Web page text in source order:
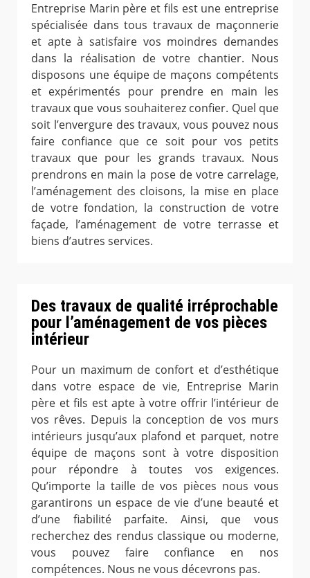
Entreprise Marin père et fils est une entreprise
spécialisée dans tous travaux de maçonnerie
et apte à satisfaire vos moindres demandes
dans la réalisation de votre chantier. Nous
disposons une équipe de maçons compétents
et expérimentés pour prendre en main les
travaux que vous souhaiterez confier. Quel que
soit l’envergure des travaux, vous pouvez nous
faire confiance que ce soit pour vos petits
travaux que pour les grands travaux. Nous
prendrons en main la pose de votre carrelage,
l’aménagement des cloisons, la mise en place
de votre fondation, la construction de votre
façade, l’aménagement de votre terrasse et
biens d’autres services.
Des travaux de qualité irréprochable
pour l’aménagement de vos pièces
intérieur
Pour un maximum de confort et d’esthétique
dans votre espace de vie, Entreprise Marin
père et fils est apte à votre offrir l’intérieur de
vos rêves. Depuis la conception de vos murs
intérieurs jusqu’aux plafond et parquet, notre
équipe de maçons sont à votre disposition
pour répondre à toutes vos exigences.
Qu’importe la taille de vos pièces nous vous
garantirons un espace de vie d’une beauté et
d’une fiabilité parfaite. Ainsi, que vous
recherchez des rendus classique ou moderne,
vous pouvez faire confiance en nos
compétences. Nous ne vous décevrons pas.